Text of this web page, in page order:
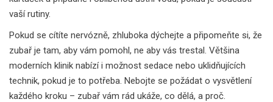
vaší rutiny.
Pokud se cítíte nervózně, zhluboka dýchejte a připomeňte si, že
zubař je tam, aby vám pomohl, ne aby vás trestal. Většina
moderních klinik nabízí i možnost sedace nebo uklidňujících
technik, pokud je to potřeba. Nebojte se požádat o vysvětlení
každého kroku – zubař vám rád ukáže, co dělá, a proč.